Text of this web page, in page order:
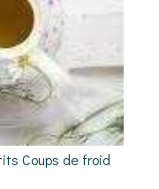
Coups de froid